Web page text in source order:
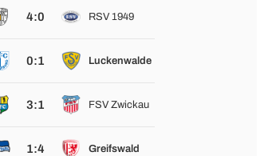
4:0 RSV 1949
0:1 Luckenwalde
3:1 FSV Zwickau
1:4 Greifswald